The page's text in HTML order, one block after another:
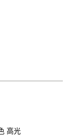
高光